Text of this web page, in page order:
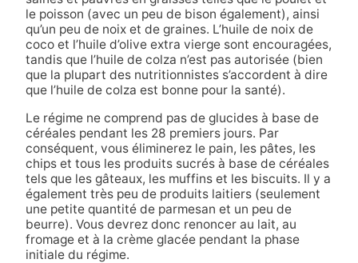
le poisson (avec un peu de bison également), ainsi
qu’un peu de noix et de graines. L’huile de noix de
coco et l’huile d’olive extra vierge sont encouragées,
tandis que l’huile de colza n’est pas autorisée (bien
que la plupart des nutritionnistes s’accordent à dire
que l’huile de colza est bonne pour la santé).
Le régime ne comprend pas de glucides à base de
céréales pendant les 28 premiers jours. Par
conséquent, vous éliminerez le pain, les pâtes, les
chips et tous les produits sucrés à base de céréales
tels que les gâteaux, les muffins et les biscuits. Il y a
également très peu de produits laitiers (seulement
une petite quantité de parmesan et un peu de
beurre). Vous devrez donc renoncer au lait, au
fromage et à la crème glacée pendant la phase
initiale du régime.